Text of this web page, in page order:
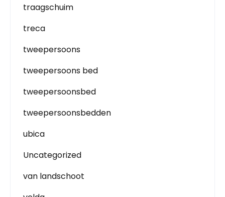
traagschuim
treca
tweepersoons
tweepersoons bed
tweepersoonsbed
tweepersoonsbedden
ubica
Uncategorized
van landschoot